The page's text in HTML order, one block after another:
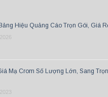
Hiệu Quảng Cáo Trọn Gói, Giá
Mạ Crom Số Lượng Lớn, Sang